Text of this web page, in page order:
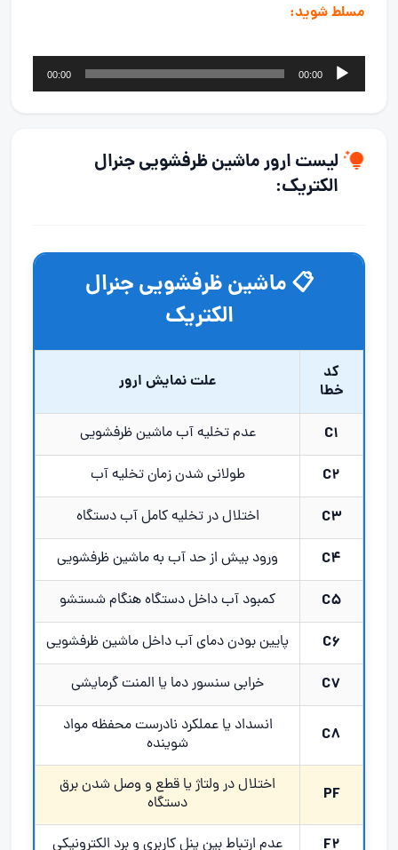
مسلط شوید:
پخش‌کننده
صوت
00:00
00:00
لیست ارور ماشین ظرفشویی جنرال
الکتریک:
📋 ماشین ظرفشویی جنرال
الکتریک
کد
خطا
علت نمایش ارور
C1 عدم تخلیه آب ماشین ظرفشویی
C2 طولانی شدن زمان تخلیه آب
C3 اختلال در تخلیه کامل آب دستگاه
C4 ورود بیش از حد آب به ماشین ظرفشویی
C5 کمبود آب داخل دستگاه هنگام شستشو
C6 پایین بودن دمای آب داخل ماشین ظرفشویی
C7 خرابی سنسور دما یا المنت گرمایشی
C8
انسداد یا عملکرد نادرست محفظه مواد
شوینده
PF
اختلال در ولتاژ یا قطع و وصل شدن برق
دستگاه
F2 عدم ارتباط بین پنل کاربری و برد الکترونیکی